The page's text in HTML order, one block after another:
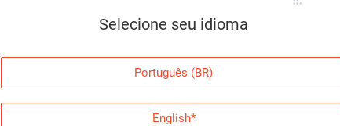
novamente, ou volte para a página inicial.
Entrar
Voltar à Página Inicial
Selecione seu idioma
Português (BR)
English*